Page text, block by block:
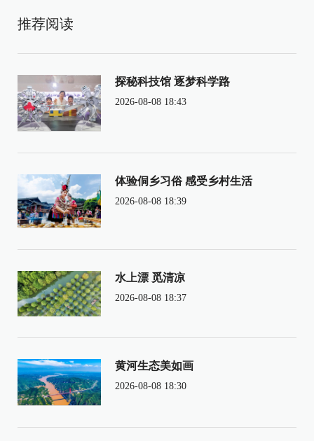
推荐阅读
探秘科技馆 逐梦科学路
2026-08-08 18:43
体验侗乡习俗 感受乡村生活
2026-08-08 18:39
水上漂 觅清凉
2026-08-08 18:37
黄河生态美如画
2026-08-08 18:30